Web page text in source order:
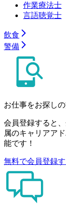
作業療法士
言語聴覚士
飲食
警備
お仕事をお探し
会員登録すると
属のキャリアア
能です！
無料で会員登録